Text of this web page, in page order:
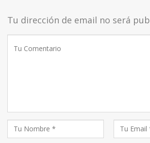
Tu dirección de email no será